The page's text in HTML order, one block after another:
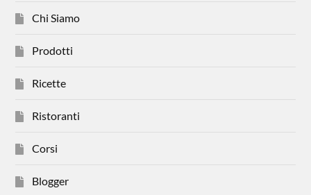
Chi Siamo
Prodotti
Ricette
Ristoranti
Corsi
Blogger